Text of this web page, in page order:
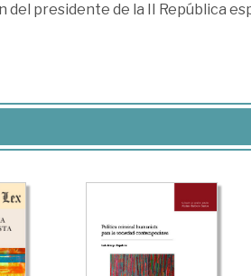
presidente de la II República